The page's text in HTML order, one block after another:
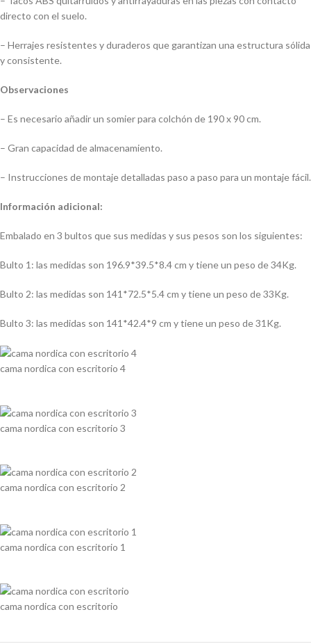
directo con el suelo.
– Herrajes resistentes y duraderos que garantizan una estructura sólida
y consistente.
Observaciones
– Es necesario añadir un somier para colchón de 190 x 90 cm.
– Gran capacidad de almacenamiento.
– Instrucciones de montaje detalladas paso a paso para un montaje fácil.
Información adicional:
Embalado en 3 bultos que sus medidas y sus pesos son los siguientes:
Bulto 1: las medidas son 196.9*39.5*8.4 cm y tiene un peso de 34Kg.
Bulto 2: las medidas son 141*72.5*5.4 cm y tiene un peso de 33Kg.
Bulto 3: las medidas son 141*42.4*9 cm y tiene un peso de 31Kg.
cama nordica con escritorio 4
cama nordica con escritorio 3
cama nordica con escritorio 2
cama nordica con escritorio 1
cama nordica con escritorio